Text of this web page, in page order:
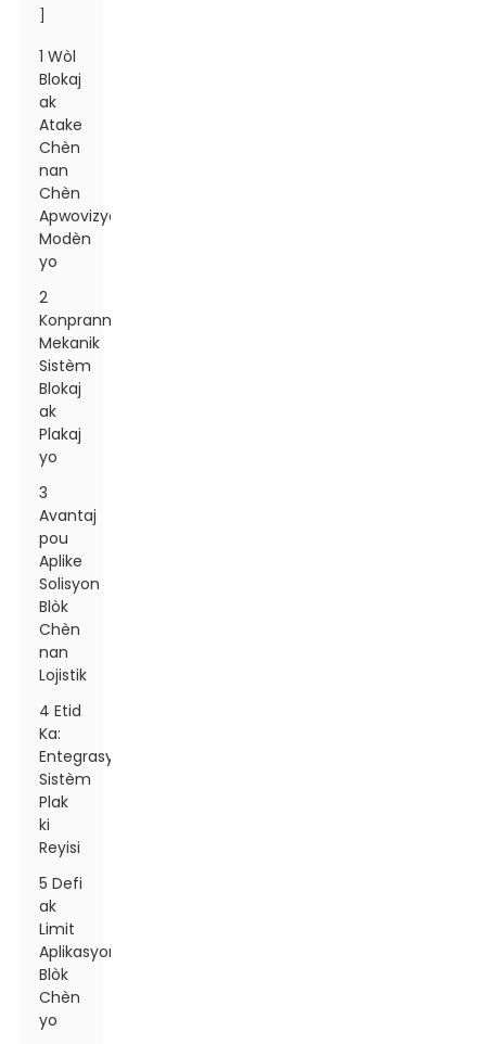
1 Wòl
Blokaj
ak
Atake
Chèn
nan
Chèn
Apwovizyonman
Modèn
yo
2
Konprann
Mekanik
Sistèm
Blokaj
ak
Plakaj
yo
3
Avantaj
pou
Aplike
Solisyon
Blòk
Chèn
nan
Lojistik
4 Etid
Ka:
Entegrasyon
Sistèm
Plak
ki
Reyisi
5 Defi
ak
Limit
Aplikasyon
Blòk
Chèn
yo